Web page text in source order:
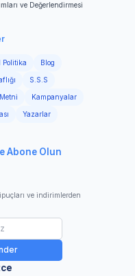
ve Değerlendirmesi
Politika Blog
S.S.S
Kampanyalar
Yazarlar
Abone Olun
ve indirimlerden